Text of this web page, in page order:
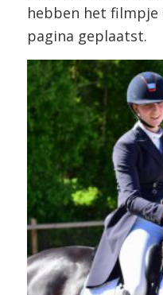
hebben het filmpje
pagina geplaatst.